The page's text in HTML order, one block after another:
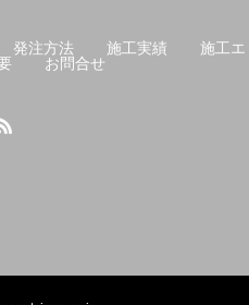
発注方法 施工実績
施工エ
お問合せ